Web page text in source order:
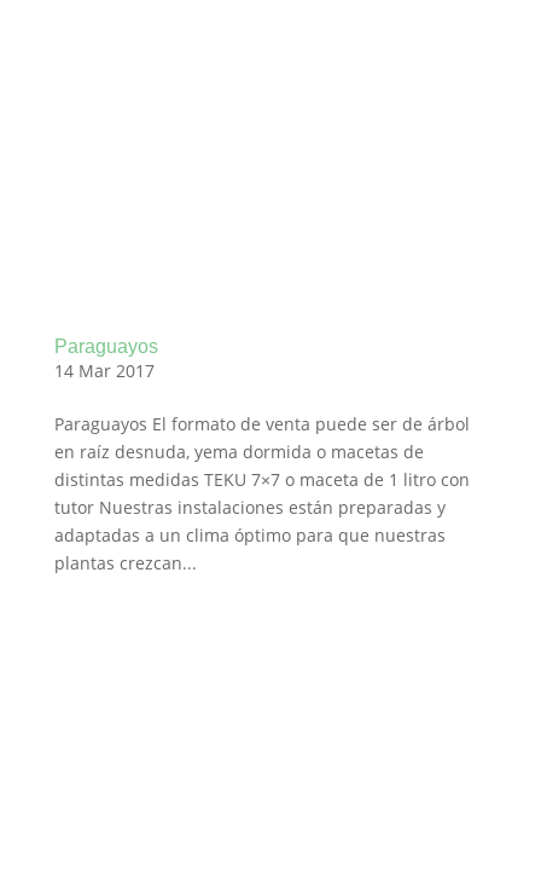
Paraguayos
14 Mar 2017
Paraguayos El formato de venta puede ser de árbol
en raíz desnuda, yema dormida o macetas de
distintas medidas TEKU 7×7 o maceta de 1 litro con
tutor Nuestras instalaciones están preparadas y
adaptadas a un clima óptimo para que nuestras
plantas crezcan...